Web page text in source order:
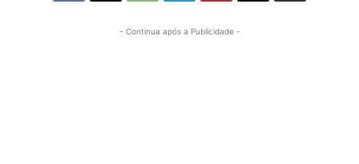
- Continua após a Publicidade -